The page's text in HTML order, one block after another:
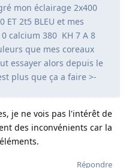
mon éclairage 2x400
ET 2t5 BLEU et mes
calcium 380 KH 7 A 8
que mes coreaux
essayer alors depuis le
plus que ça a faire >-
je ne vois pas l'intérêt de
des inconvénients car la
Répondre